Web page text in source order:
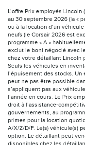
L’offre Prix employés
au 30 septembre 2026 (la «
ou à la location d’un
neufs (le Corsair 2026 est
programme « A »
exclut le boni négocié avec
chez votre détaillant Lincoln
Seuls les véhicules en
l’épuisement des stocks.
peut ne pas être possible
s’appliquent pas aux
l’année en cours. Le Prix
droit à l’assistance-
gouvernements, au
primes pour la location
A/X/Z/D/F. Le(s) véhicule(s)
option. Le détaillant peut
disponibles chez les